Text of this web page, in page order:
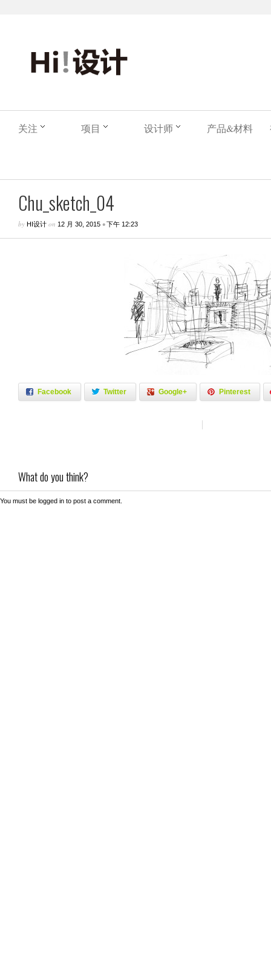
关注 项目 设计师 产品&材料
Chu_sketch_04
by HI设计 on 12 月 30, 2015 •下午 12:23
Facebook Twitter Google+ Pinterest
What do you think?
You must be logged in to post a comment.